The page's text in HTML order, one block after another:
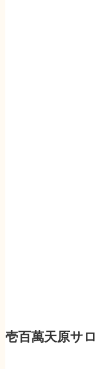
壱百萬天原サ